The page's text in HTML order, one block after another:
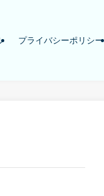
プライバシーポリシー